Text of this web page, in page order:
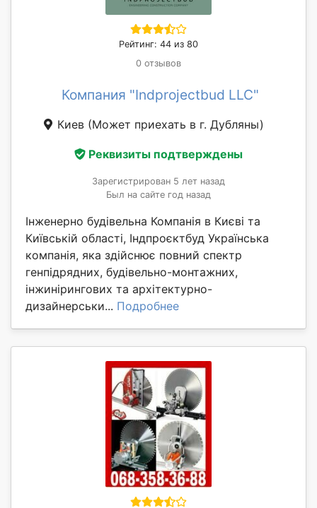
Рейтинг: 44 из 80
0 отзывов
Компания "Indprojectbud LLC"
Киев (Может приехать в г. Дубляны)
Реквизиты подтверждены
Зарегистрирован 5 лет назад
Был на сайте год назад
Інженерно будівельна Компанія в Києві та
Київській області, Індпроєктбуд Українська
компанія, яка здійснює повний спектр
генпідрядних, будівельно-монтажних,
інжинірингових та архітектурно-
дизайнерськи... Подробнее